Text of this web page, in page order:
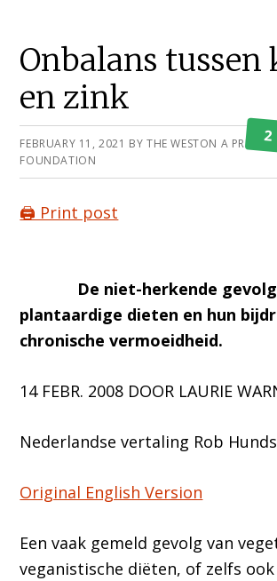
Onbalans tussen
en zink
FEBRUARY 11, 2021 BY THE WESTON A PRICE
FOUNDATION
🖨️ Print post
De niet-herkende
plantaardige dieten en hun
chronische vermoeidheid.
14 FEBR. 2008 DOOR LAURIE
Nederlandse vertaling Rob
Original English Version
Een vaak gemeld gevolg van
veganistische diëten, of zelfs
Primary
Sidebar